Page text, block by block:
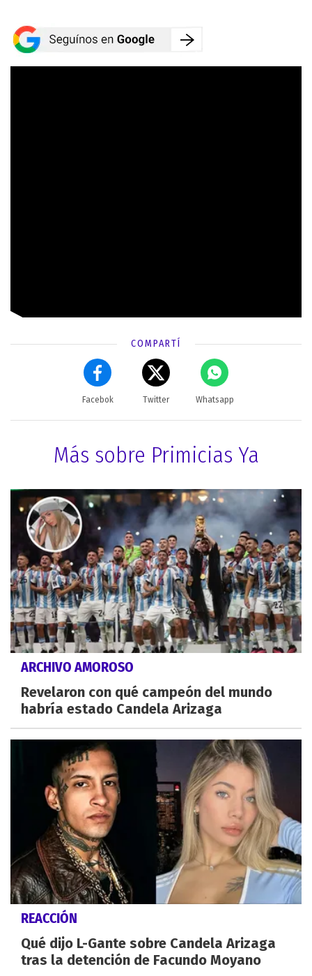
COMPARTÍ
Facebok Twitter Whatsapp
Más sobre Primicias Ya
ARCHIVO AMOROSO
Revelaron con qué campeón del mundo
habría estado Candela Arizaga
REACCIÓN
Qué dijo L-Gante sobre Candela Arizaga
tras la detención de Facundo Moyano